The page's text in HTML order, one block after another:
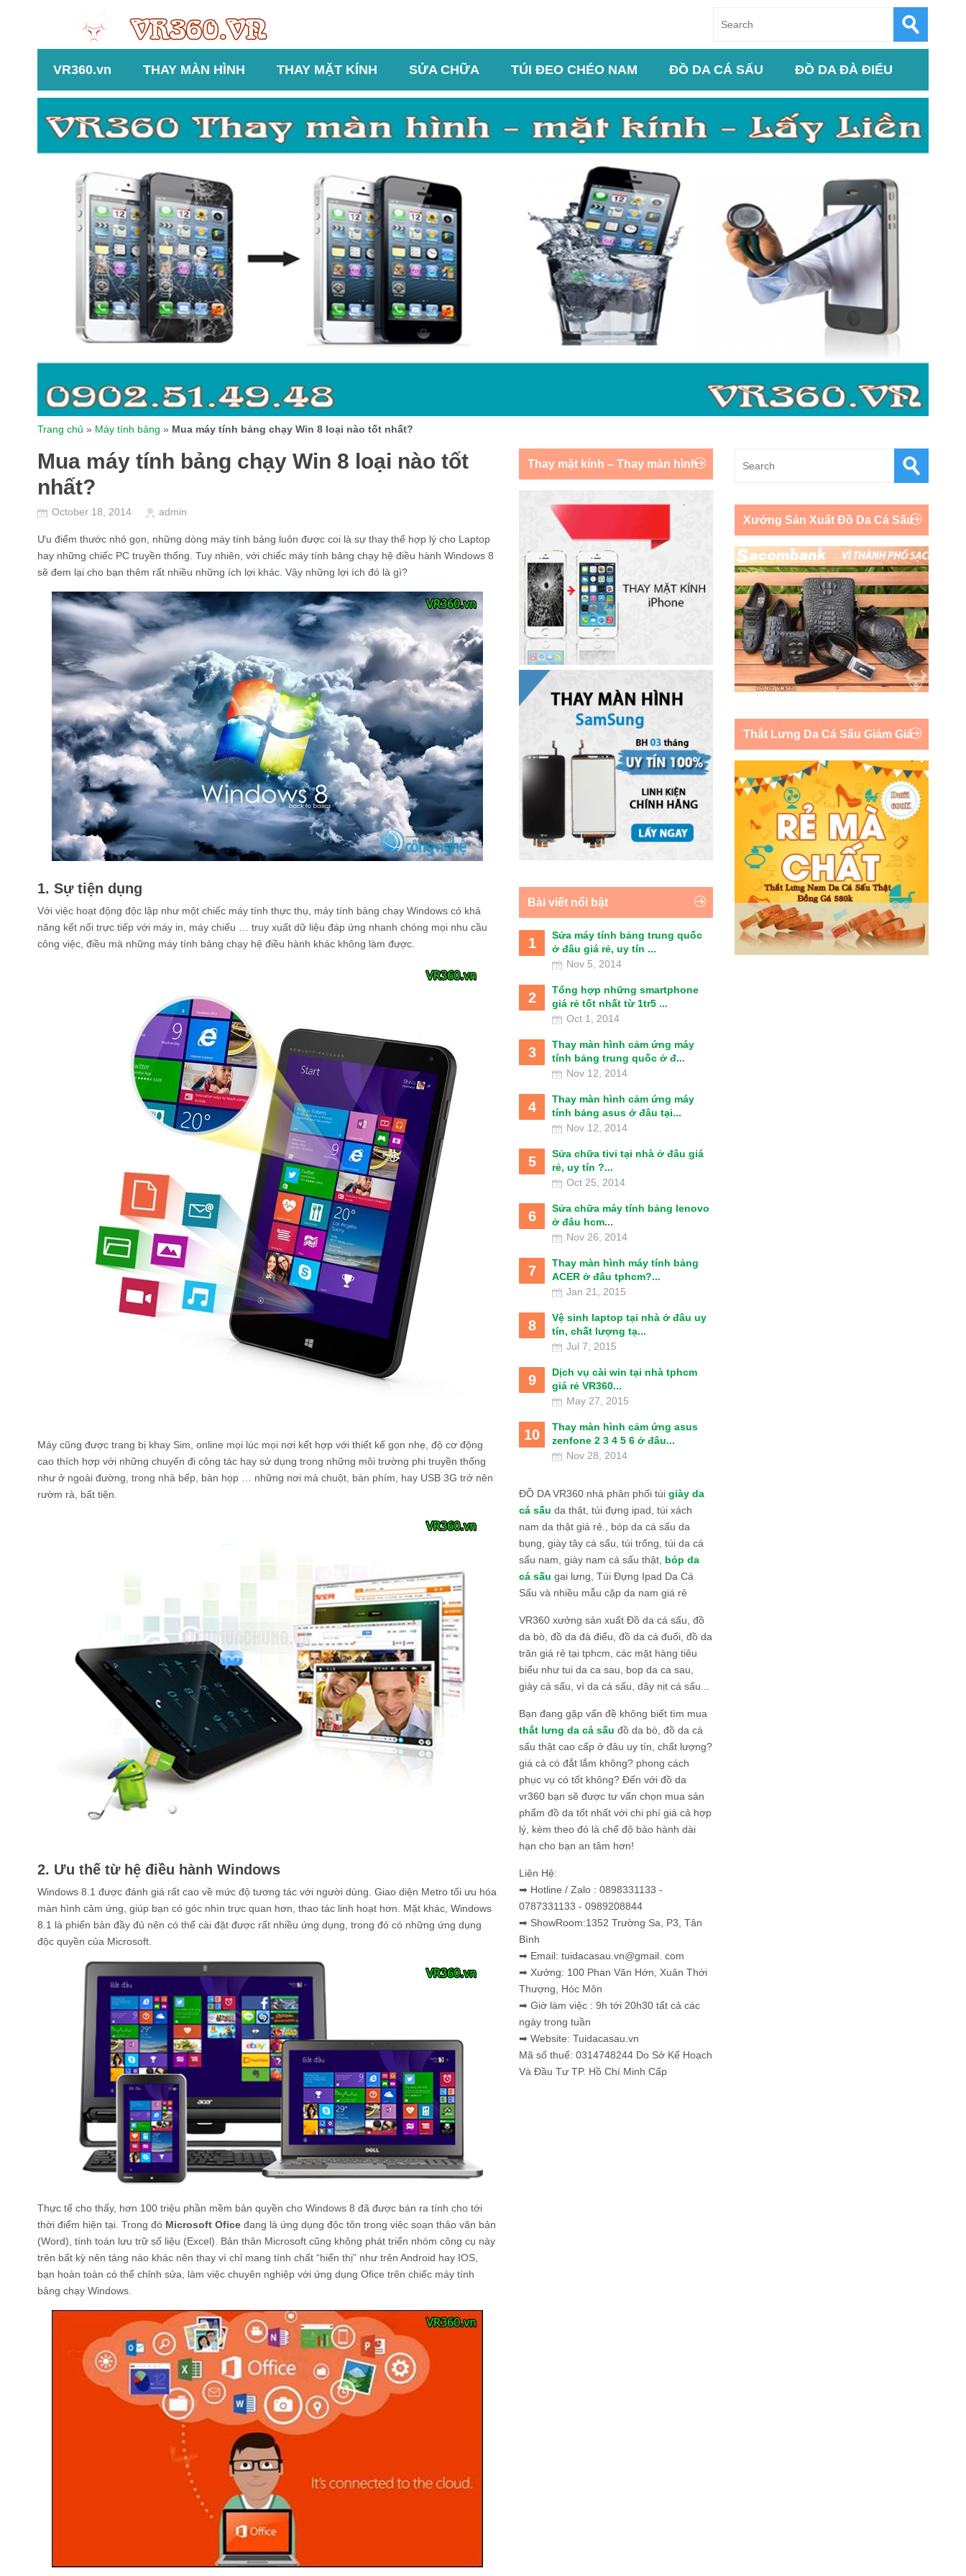
VR360.vn THAY MÀN HÌNH THAY MẶT KÍNH SỬA CHỮA TÚI ĐEO CHÉO NAM ĐỒ DA CÁ SẤU ĐỒ DA ĐÀ ĐIỂU
Trang chủ » Máy tính bảng » Mua máy tính bảng chạy Win 8 loại nào tốt nhất?
Mua máy tính bảng chạy Win 8 loại nào tốt
nhất?
October 18, 2014 admin
Ưu điểm thước nhỏ gọn, những dòng máy tính bảng luôn được coi là sự thay thế hợp lý cho Laptop
hay những chiếc PC truyền thống. Tuy nhiên, với chiếc máy tính bảng chạy hệ điều hành Windows 8
sẽ đem lại cho bạn thêm rất nhiều những ích lợi khác. Vậy những lợi ích đó là gì?
1. Sự tiện dụng
Với việc hoạt động độc lập như một chiếc máy tính thực thụ, máy tính bảng chạy Windows có khả
năng kết nối trực tiếp với máy in, máy chiếu … truy xuất dữ liệu đáp ứng nhanh chóng mọi nhu cầu
công việc, điều mà những máy tính bảng chạy hệ điều hành khác không làm được.
Máy cũng được trang bị khay Sim, online mọi lúc mọi nơi kết hợp với thiết kế gọn nhẹ, độ cơ động
cao thích hợp với những chuyến đi công tác hay sử dụng trong những môi trường phi truyền thống
như ở ngoài đường, trong nhà bếp, bàn họp … những nơi mà chuột, bàn phím, hay USB 3G trở nên
rườm rà, bất tiện.
2. Ưu thế từ hệ điều hành Windows
Windows 8.1 được đánh giá rất cao về mức độ tương tác với người dùng. Giao diện Metro tối ưu hóa
màn hình cảm ứng, giúp bạn có góc nhìn trực quan hơn, thao tác linh hoạt hơn. Mặt khác, Windows
8.1 là phiển bản đầy đủ nên có thể cài đặt được rất nhiều ứng dụng, trong đó có những ứng dụng
độc quyền của Microsoft.
Thực tế cho thấy, hơn 100 triệu phần mềm bản quyền cho Windows 8 đã được bán ra tính cho tới
thời điểm hiện tại. Trong đó Microsoft Ofice đang là ứng dụng độc tôn trong viêc soạn thảo văn bản
(Word), tính toán lưu trữ số liệu (Excel). Bản thân Microsoft cũng không phát triển nhóm công cụ này
trên bất kỳ nên tảng nào khác nên thay vì chỉ mang tính chất “hiển thị” như trên Android hay IOS,
bạn hoàn toàn có thể chỉnh sửa, làm việc chuyên nghiệp với ứng dụng Ofice trên chiếc máy tính
bảng chạy Windows.
Thay mặt kính – Thay màn hình
Bài viết nổi bật
1
Sửa máy tính bảng trung quốc
ở đâu giá rẻ, uy tín ...
Nov 5, 2014
2
Tổng hợp những smartphone
giá rẻ tốt nhất từ 1tr5 ...
Oct 1, 2014
3
Thay màn hình cảm ứng máy
tính bảng trung quốc ở đ...
Nov 12, 2014
4
Thay màn hình cảm ứng máy
tính bảng asus ở đâu tại...
Nov 12, 2014
5
Sửa chữa tivi tại nhà ở đâu giá
rẻ, uy tín ?...
Oct 25, 2014
6
Sửa chữa máy tính bảng lenovo
ở đâu hcm...
Nov 26, 2014
7
Thay màn hình máy tính bảng
ACER ở đâu tphcm?...
Jan 21, 2015
8
Vệ sinh laptop tại nhà ở đâu uy
tín, chất lượng tạ...
Jul 7, 2015
9
Dịch vụ cài win tại nhà tphcm
giá rẻ VR360...
May 27, 2015
10
Thay màn hình cảm ứng asus
zenfone 2 3 4 5 6 ở đâu...
Nov 28, 2014
ĐỒ DA VR360 nhà phân phối túi giày da
cá sấu da thật, túi đựng ipad, túi xách
nam da thật giá rẻ., bóp da cá sấu da
bụng, giày tây cá sấu, túi trống, túi da cá
sấu nam, giày nam cá sấu thật, bóp da
cá sấu gai lưng, Túi Đựng Ipad Da Cá
Sấu và nhiều mẫu cặp da nam giá rẻ
VR360 xưởng sản xuất Đồ da cá sấu, đồ
da bò, đồ da đà điểu, đồ da cá đuối, đồ da
trăn giá rẻ tại tphcm, các mặt hàng tiêu
biểu như tui da ca sau, bop da ca sau,
giày cá sấu, ví da cá sấu, dây nịt cá sấu...
Bạn đang gặp vấn đề không biết tìm mua
thắt lưng da cá sấu đồ da bò, đồ da cá
sấu thật cao cấp ở đâu uy tín, chất lượng?
giá cả có đắt lắm không? phong cách
phục vụ có tốt không? Đến với đồ da
vr360 bạn sẽ được tư vấn chọn mua sản
phẩm đồ da tốt nhất với chi phí giá cả hợp
lý, kèm theo đó là chế độ bảo hành dài
hạn cho bạn an tâm hơn!
Liên Hệ:
➡ Hotline / Zalo : 0898331133 -
0787331133 - 0989208844
➡ ShowRoom:1352 Trường Sa, P3, Tân
Bình
➡ Email: tuidacasau.vn@gmail. com
➡ Xưởng: 100 Phan Văn Hớn, Xuân Thới
Thượng, Hóc Môn
➡ Giờ làm việc : 9h tới 20h30 tất cả các
ngày trong tuần
➡ Website: Tuidacasau.vn
Mã số thuế: 0314748244 Do Sở Kế Hoạch
Và Đầu Tư TP. Hồ Chí Minh Cấp
Xưởng Sản Xuất Đồ Da Cá Sấu
Thắt Lưng Da Cá Sấu Giảm Giá